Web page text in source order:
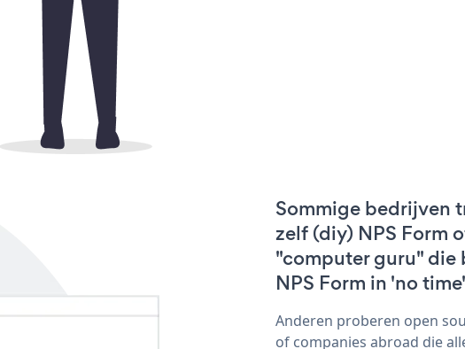
Sommige bedrijven
zelf (diy) NPS Form
"computer guru"
NPS Form in 'no
Anderen proberen open
of companies abroad die